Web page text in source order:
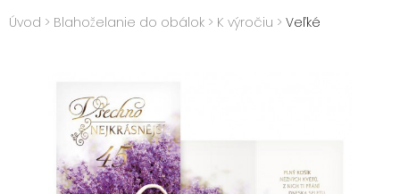
Úvod > Blahoželanie do obálok > K výročiu > Veľké